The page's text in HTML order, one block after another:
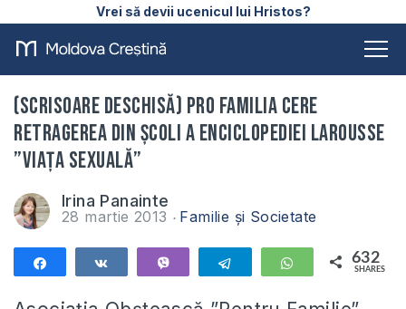
Vrei să devii ucenicul lui Hristos?
(SCRISOARE DESCHISĂ) Pro Familia cere
retragerea din școli a Enciclopediei Larousse
”Viața Sexuală”
Irina Panainte
28 martie 2013 Familie și Societate
Telegram WhatsApp
632
SHARES